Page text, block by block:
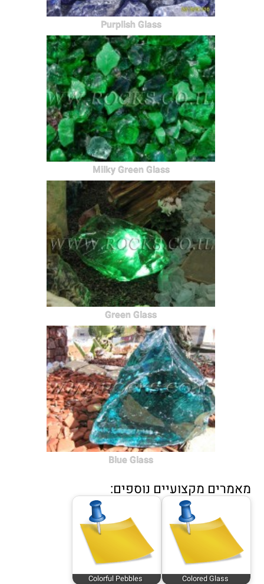
Purplish Glass
Milky Green Glass
Green Glass
Blue Glass
מאמרים מקצועיים נוספים:
Colored Glass
Colorful Pebbles